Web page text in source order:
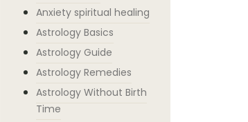
Anxiety spiritual healing
Astrology Basics
Astrology Guide
Astrology Remedies
Astrology Without Birth
Time